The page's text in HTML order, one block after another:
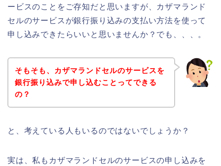
ービスのことをご存知だと思いますが、カザマランド
セルのサービスが銀行振り込みの支払い方法を使って
申し込みできたらいいと思いませんか？でも、、、。
そもそも、カザマランドセルのサービスを
銀行振り込みで申し込むことってできる
の？
と、考えている人もいるのではないでしょうか？
実は、私もカザマランドセルのサービスの申し込みを